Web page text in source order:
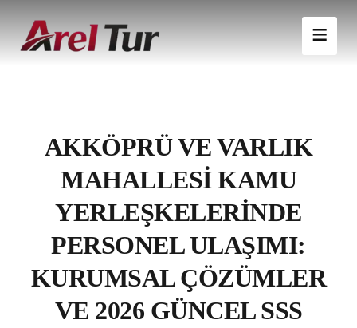
AKKÖPRÜ VE VARLIK
MAHALLESI KAMU
YERLEŞKELERINDE
PERSONEL ULAŞIMI:
KURUMSAL ÇÖZÜMLER
VE 2026 GÜNCEL SSS